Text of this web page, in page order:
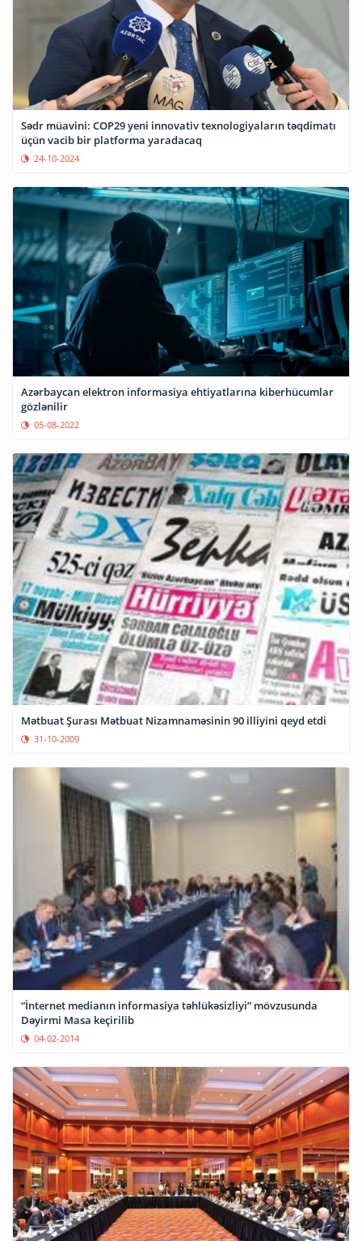
Sədr müavini: COP29 yeni innovativ texnologiyaların təqdimatı
üçün vacib bir platforma yaradacaq
24-10-2024
Azərbaycan elektron informasiya ehtiyatlarına kiberhücumlar
gözlənilir
05-08-2022
Mətbuat Şurası Mətbuat Nizamnaməsinin 90 illiyini qeyd etdi
31-10-2009
“İnternet medianın informasiya təhlükəsizliyi” mövzusunda
Dəyirmi Masa keçirilib
04-02-2014